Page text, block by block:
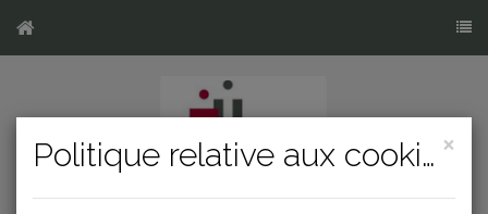
×
Politique relative aux cookies